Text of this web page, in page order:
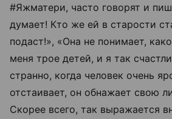
#Яжматери, часто говорят и
думает! Кто же ей в старости
подаст!», «Она не понимает,
меня трое детей, и я так
странно, когда человек очень
отстаивает, он обнажает свою
Скорее всего, так выражается